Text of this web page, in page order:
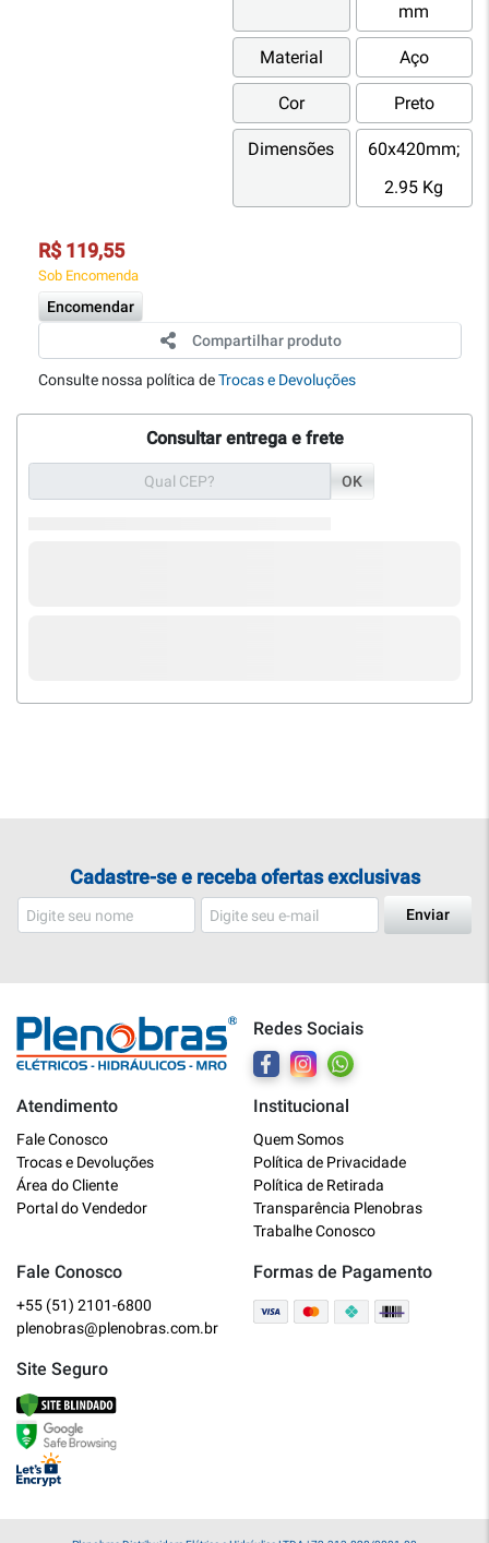
mm
Material Aço
Cor Preto
Dimensões
60x420mm;
2.95 Kg
R$ 119,55
Sob Encomenda
Encomendar
Compartilhar produto
Consulte nossa política deTrocas e Devoluções
Consultar entrega e frete
OK
Cadastre-se e receba ofertas exclusivas
Enviar
Redes Sociais
Atendimento
Fale Conosco
Trocas e Devoluções
Área do Cliente
Portal do Vendedor
Institucional
Quem Somos
Política de Privacidade
Política de Retirada
Transparência Plenobras
Trabalhe Conosco
Fale Conosco
+55 (51) 2101-6800
plenobras@plenobras.com.br
Formas de Pagamento
Site Seguro
Online
Bem vindo a Plenobras! Aqui você
encontra toda a linha de materiais
O que você deseja?
Dúvidas técnicas sobre produtos